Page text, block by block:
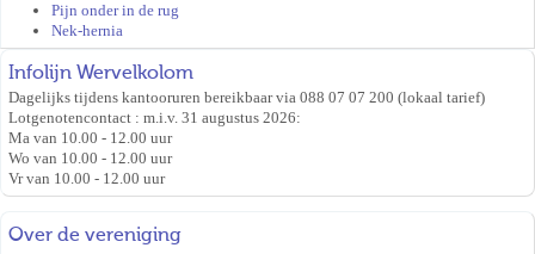
Pijn onder in de rug
Nek-hernia
Infolijn Wervelkolom
Dagelijks tijdens kantooruren bereikbaar via 088 07 07 200 (lokaal tarief)
Lotgenotencontact : m.i.v. 31 augustus 2026:
Ma van 10.00 - 12.00 uur
Wo van 10.00 - 12.00 uur
Vr van 10.00 - 12.00 uur
Over de vereniging